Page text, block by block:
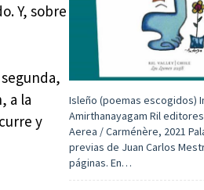
Y, sobre
a la
y
Isleño (poemas escogidos)
Amirthanayagam Ril
Aerea / Carménère, 2021
previas de Juan Carlos
páginas. En…